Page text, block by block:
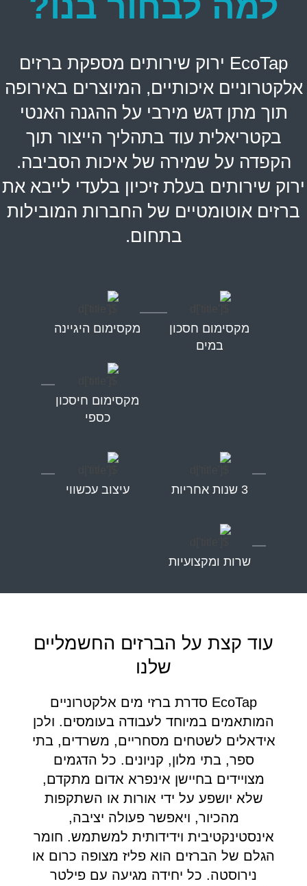
EcoTap ירוק שירותים מספקת ברזים
אלקטרוניים איכותיים, המיוצרים באירופה
תוך מתן דגש מירבי על ההגנה האנטי
בקטריאלית עוד בתהליך הייצור תוך
הקפדה על שמירה של איכות הסביבה.
ירוק שירותים בעלת זיכיון בלעדי לייבא את
ברזים אוטומטיים של החברות המובילות
בתחום.
מקסימום חסכון
במים
מקסימום היגיינה
מקסימום חיסכון
כספי
3 שנות אחריות עיצוב עכשווי
שרות ומקצועיות
עוד קצת על הברזים החשמליים
שלנו
EcoTap סדרת ברזי מים אלקטרוניים
המותאמים במיוחד לעבודה בעומסים. ולכן
אידאלים לשטחים מסחריים, משרדים, בתי
ספר, בתי מלון, קניונים. כל הדגמים
מצויידים בחיישן אינפרא אדום מתקדם,
שלא יושפע על ידי אורות או השתקפות
מהכיור, ויאפשר פעולה יציבה,
אינסטינקטיבית וידידותית למשתמש. חומר
הגלם של הברזים הוא פליז מצופה כרום או
נירוסטה. כל יחידה מגיעה עם פילטר